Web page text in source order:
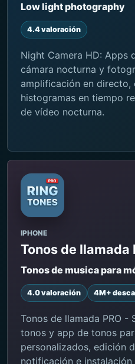
Low light photography
4.4 valoración
Night Camera HD: Apps
cámara nocturna y
amplificación en directo,
histogramas en tiempo
de vídeo nocturna.
IPHONE
Tonos de llamada
Tonos de musica para
4.0 valoración 4M+
Tonos de llamada PRO -
tonos y app de tonos
personalizados, edición
notificación e instalación